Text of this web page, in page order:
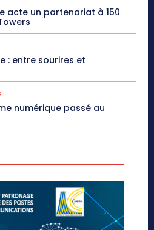
acte un partenariat à 150
: entre sourires et
numérique passé au